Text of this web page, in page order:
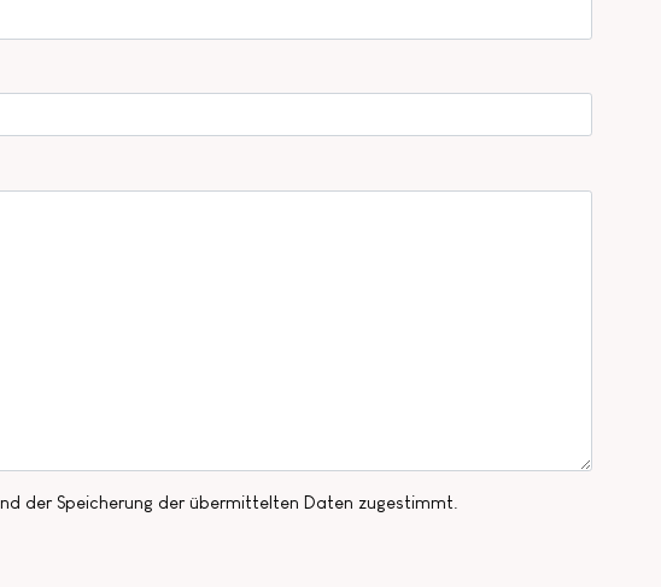
der Speicherung der übermittelten Daten zugestimmt.